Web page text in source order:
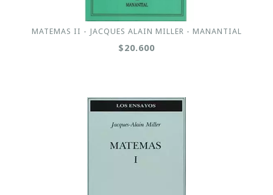
MATEMAS II - JACQUES ALAIN MILLER - MANANTIAL
$20.600